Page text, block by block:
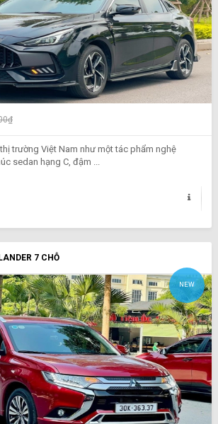
trường Việt Nam như một tác phẩm nghệ
sedan hạng C, đậm ...
7 CHỖ
NEW